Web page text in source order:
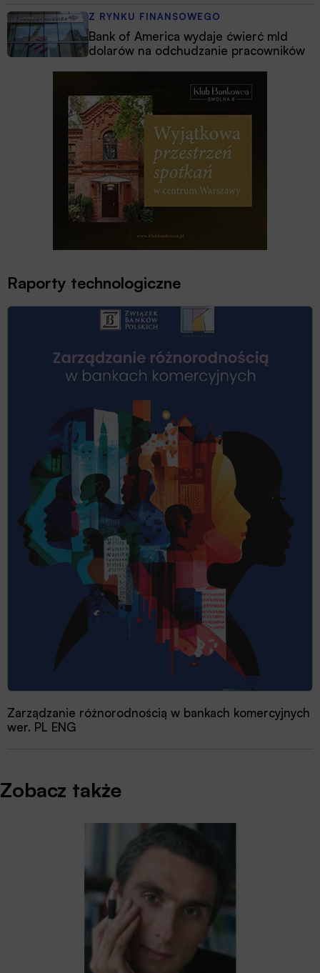
Z RYNKU FINANSOWEGO
Bank of America wydaje ćwierć mld
dolarów na odchudzanie pracowników
Raporty technologiczne
Zarządzanie różnorodnością w bankach komercyjnych
wer. PL ENG
Zobacz także